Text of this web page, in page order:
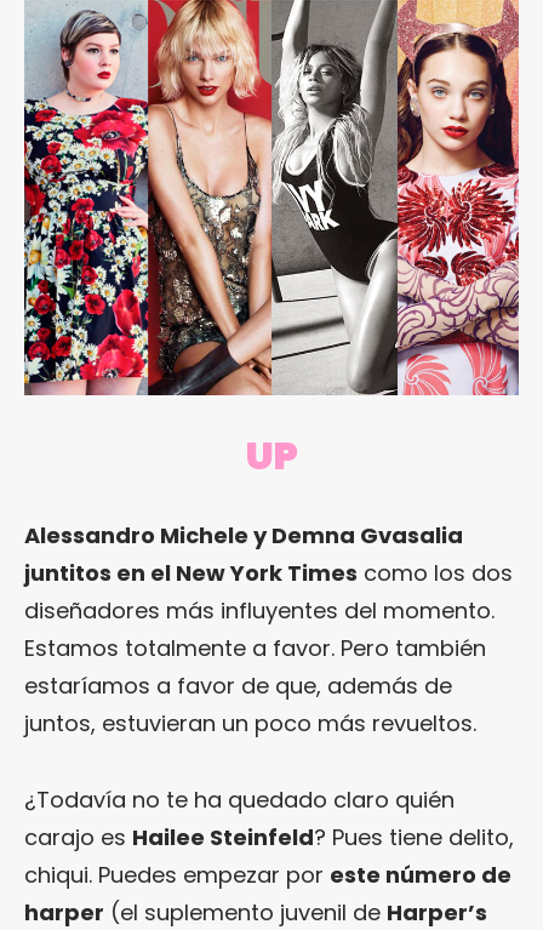
UP
Alessandro Michele y Demna Gvasalia
juntitos en el New York Times como los dos
diseñadores más influyentes del momento.
Estamos totalmente a favor. Pero también
estaríamos a favor de que, además de
juntos, estuvieran un poco más revueltos.
¿Todavía no te ha quedado claro quién
carajo es Hailee Steinfeld? Pues tiene delito,
chiqui. Puedes empezar por este número de
harper (el suplemento juvenil de Harper’s